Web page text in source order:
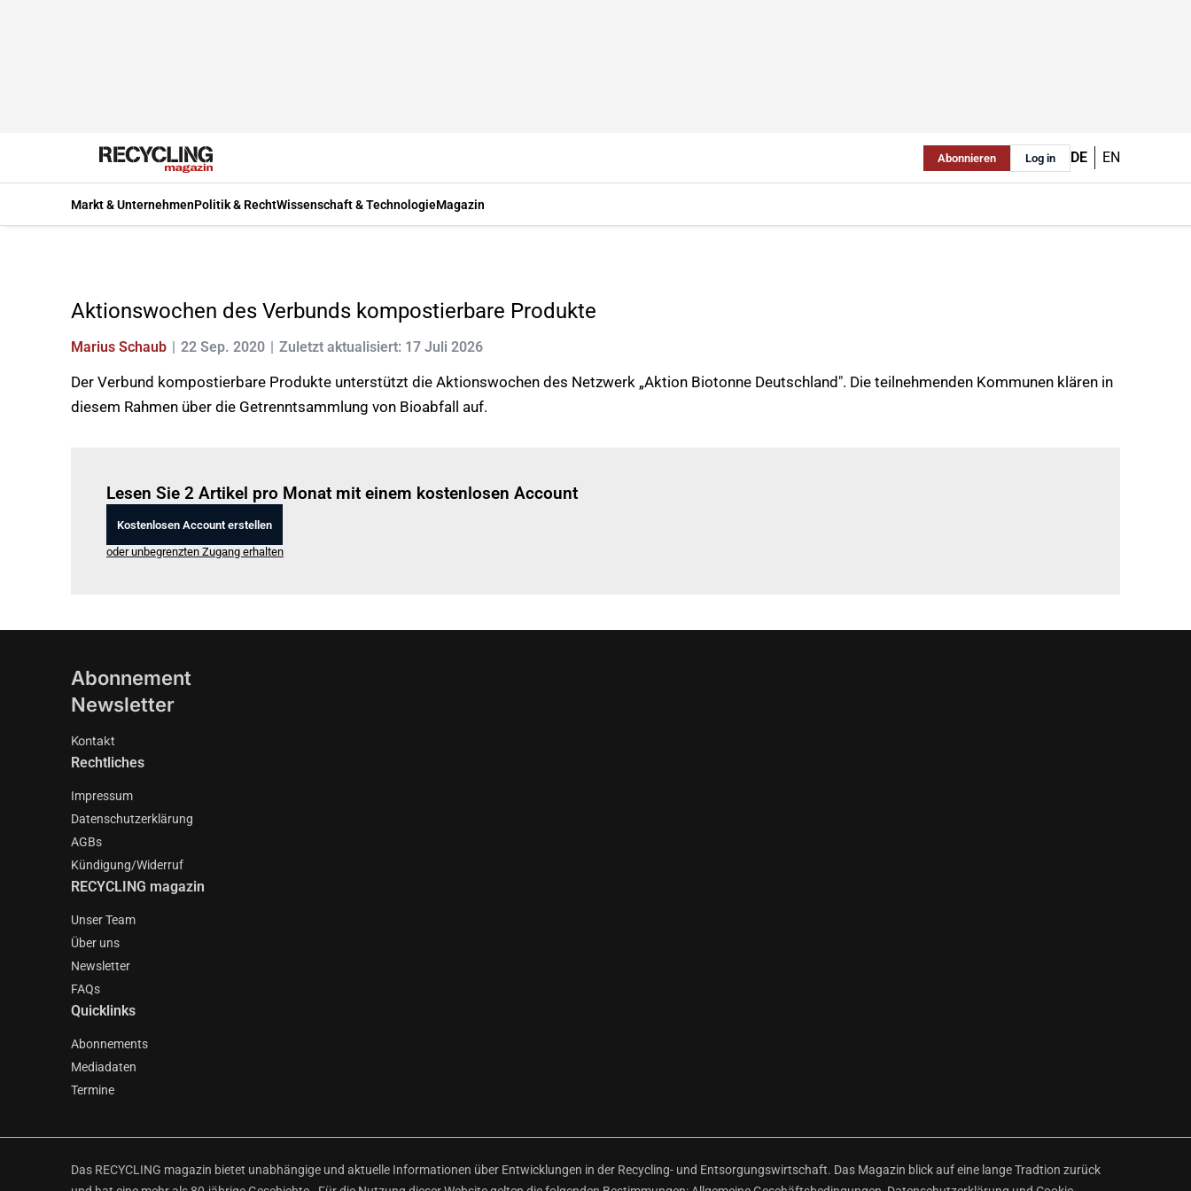
Abonnieren Log in DE EN
Markt & UnternehmenPolitik & RechtWissenschaft & TechnologieMagazin
Aktionswochen des Verbunds kompostierbare Produkte
Marius Schaub 22 Sep. 2020 Zuletzt aktualisiert: 17 Juli 2026
Der Verbund kompostierbare Produkte unterstützt die Aktionswochen des Netzwerk „Aktion Biotonne Deutschland". Die teilnehmenden Kommunen klären in
diesem Rahmen über die Getrenntsammlung von Bioabfall auf.
Lesen Sie 2 Artikel pro Monat mit einem kostenlosen Account
Kostenlosen Account erstellen
oder unbegrenzten Zugang erhalten
Abonnement
Newsletter
Kontakt
Rechtliches
Impressum
Datenschutzerklärung
AGBs
Kündigung/Widerruf
RECYCLING magazin
Unser Team
Über uns
Newsletter
FAQs
Quicklinks
Abonnements
Mediadaten
Termine
Das RECYCLING magazin bietet unabhängige und aktuelle Informationen über Entwicklungen in der Recycling- und Entsorgungswirtschaft. Das Magazin blick auf eine lange Tradtion zurück